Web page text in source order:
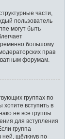
части,
пользователь
могут быть
большому
прав
форумам.
группах по
вступить в
не все группы
для вступления
группа
ней, щёлкнув по